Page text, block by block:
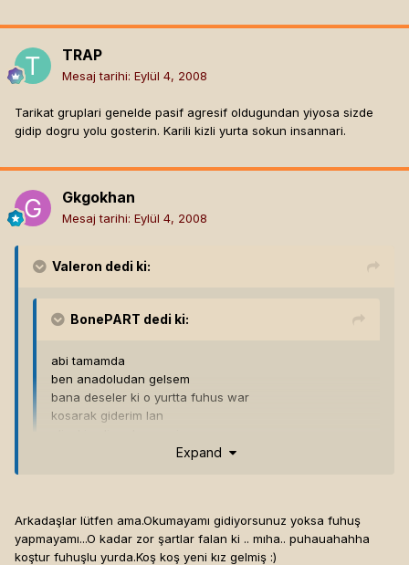
TRAP
Mesaj tarihi: Eylül 4, 2008
Tarikat gruplari genelde pasif agresif oldugundan yiyosa sizde
gidip dogru yolu gosterin. Karili kizli yurta sokun insannari.
Gkgokhan
Mesaj tarihi: Eylül 4, 2008
Valeron dedi ki:
BonePART dedi ki:
abi tamamda
ben anadoludan gelsem
bana deseler ki o yurtta fuhus war
kosarak giderim lan
Expand
Arkadaşlar lütfen ama.Okumayamı gidiyorsunuz yoksa fuhuş
yapmayamı...O kadar zor şartlar falan ki .. mıha.. puhauahahha
koştur fuhuşlu yurda.Koş koş yeni kız gelmiş :)